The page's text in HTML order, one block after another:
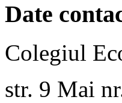
Date
Colegiul
str. 9 Mai